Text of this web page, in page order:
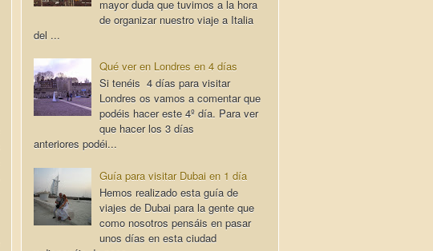
mayor duda que tuvimos a la hora
de organizar nuestro viaje a Italia
del ...
Qué ver en Londres en 4 días
Si tenéis 4 días para visitar
Londres os vamos a comentar que
podéis hacer este 4º día. Para ver
que hacer los 3 días
anteriores podéi...
Guía para visitar Dubai en 1 día
Hemos realizado esta guía de
viajes de Dubai para la gente que
como nosotros pensáis en pasar
unos días en esta ciudad